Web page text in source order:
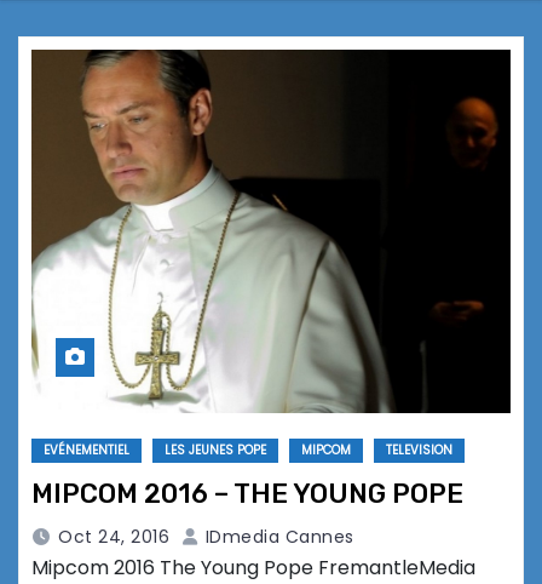
EVÉNEMENTIEL LES JEUNES POPE MIPCOM TELEVISION
MIPCOM 2016 – THE YOUNG POPE
Oct 24, 2016 IDmedia Cannes
Mipcom 2016 The Young Pope FremantleMedia